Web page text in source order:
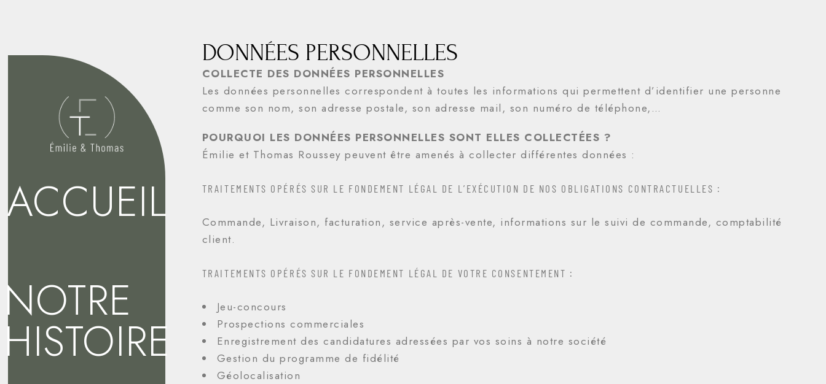
ACCUEIL
NOTRE
HISTOIRE
DONNÉES PERSONNELLES
COLLECTE DES DONNÉES PERSONNELLES
Les données personnelles correspondent à toutes les informations qui permettent d’identifier une personne
comme son nom, son adresse postale, son adresse mail, son numéro de téléphone,…
POURQUOI LES DONNÉES PERSONNELLES SONT ELLES COLLECTÉES ?
Émilie et Thomas Roussey peuvent être amenés à collecter différentes données :
TRAITEMENTS OPÉRÉS SUR LE FONDEMENT LÉGAL DE L’EXÉCUTION DE NOS OBLIGATIONS CONTRACTUELLES :
Commande, Livraison, facturation, service après-vente, informations sur le suivi de commande, comptabilité
client.
TRAITEMENTS OPÉRÉS SUR LE FONDEMENT LÉGAL DE VOTRE CONSENTEMENT :
Jeu-concours
Prospections commerciales
Enregistrement des candidatures adressées par vos soins à notre société
Gestion du programme de fidélité
Géolocalisation